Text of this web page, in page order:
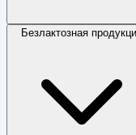
Безлактозная